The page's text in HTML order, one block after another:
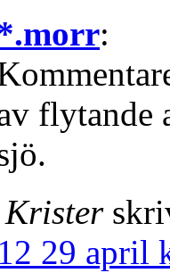
:
flytande
Krister
29 april